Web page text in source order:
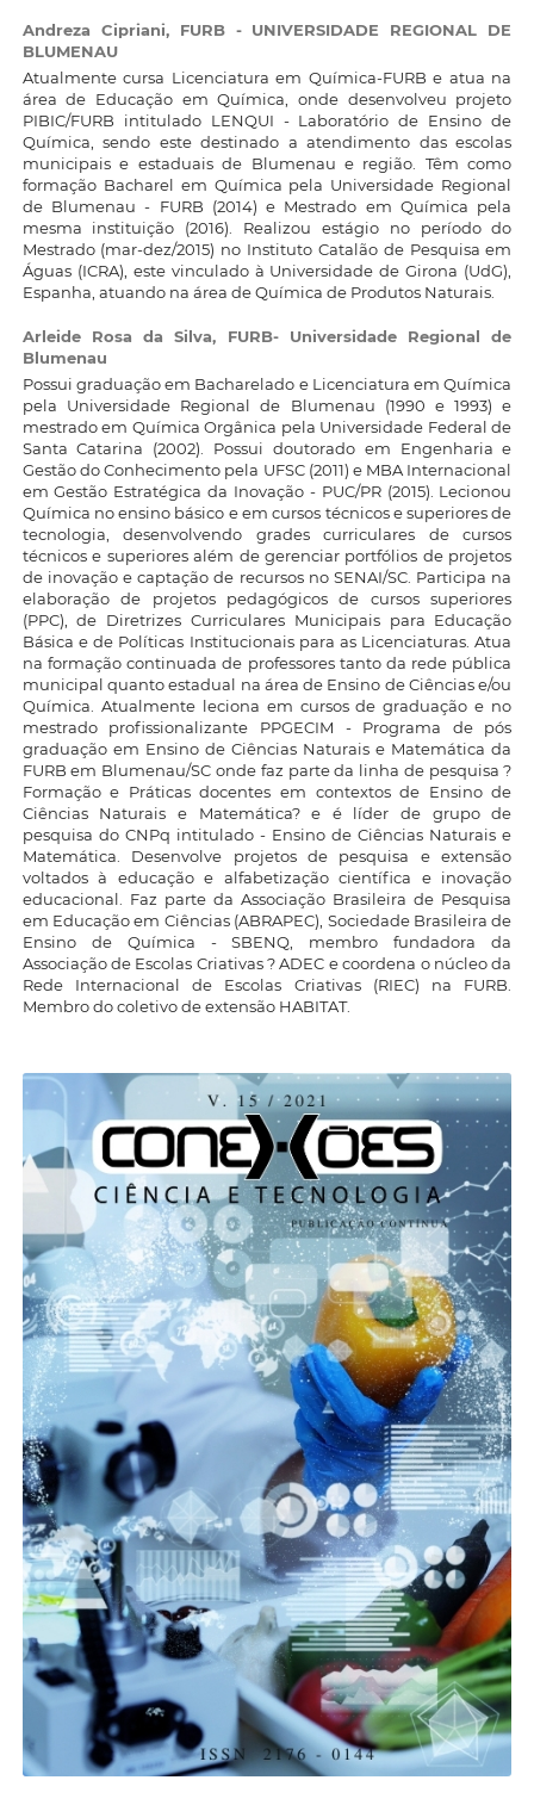
Andreza Cipriani, FURB - UNIVERSIDADE REGIONAL DE
BLUMENAU
Atualmente cursa Licenciatura em Química-FURB e atua na
área de Educação em Química, onde desenvolveu projeto
PIBIC/FURB intitulado LENQUI - Laboratório de Ensino de
Química, sendo este destinado a atendimento das escolas
municipais e estaduais de Blumenau e região. Têm como
formação Bacharel em Química pela Universidade Regional
de Blumenau - FURB (2014) e Mestrado em Química pela
mesma instituição (2016). Realizou estágio no período do
Mestrado (mar-dez/2015) no Instituto Catalão de Pesquisa em
Águas (ICRA), este vinculado à Universidade de Girona (UdG),
Espanha, atuando na área de Química de Produtos Naturais.
Arleide Rosa da Silva, FURB- Universidade Regional de
Blumenau
Possui graduação em Bacharelado e Licenciatura em Química
pela Universidade Regional de Blumenau (1990 e 1993) e
mestrado em Química Orgânica pela Universidade Federal de
Santa Catarina (2002). Possui doutorado em Engenharia e
Gestão do Conhecimento pela UFSC (2011) e MBA Internacional
em Gestão Estratégica da Inovação - PUC/PR (2015). Lecionou
Química no ensino básico e em cursos técnicos e superiores de
tecnologia, desenvolvendo grades curriculares de cursos
técnicos e superiores além de gerenciar portfólios de projetos
de inovação e captação de recursos no SENAI/SC. Participa na
elaboração de projetos pedagógicos de cursos superiores
(PPC), de Diretrizes Curriculares Municipais para Educação
Básica e de Políticas Institucionais para as Licenciaturas. Atua
na formação continuada de professores tanto da rede pública
municipal quanto estadual na área de Ensino de Ciências e/ou
Química. Atualmente leciona em cursos de graduação e no
mestrado profissionalizante PPGECIM - Programa de pós
graduação em Ensino de Ciências Naturais e Matemática da
FURB em Blumenau/SC onde faz parte da linha de pesquisa ?
Formação e Práticas docentes em contextos de Ensino de
Ciências Naturais e Matemática? e é líder de grupo de
pesquisa do CNPq intitulado - Ensino de Ciências Naturais e
Matemática. Desenvolve projetos de pesquisa e extensão
voltados à educação e alfabetização científica e inovação
educacional. Faz parte da Associação Brasileira de Pesquisa
em Educação em Ciências (ABRAPEC), Sociedade Brasileira de
Ensino de Química - SBENQ, membro fundadora da
Associação de Escolas Criativas ? ADEC e coordena o núcleo da
Rede Internacional de Escolas Criativas (RIEC) na FURB.
Membro do coletivo de extensão HABITAT.